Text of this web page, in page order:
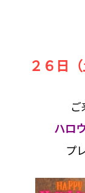
２６日
ハロ
プ